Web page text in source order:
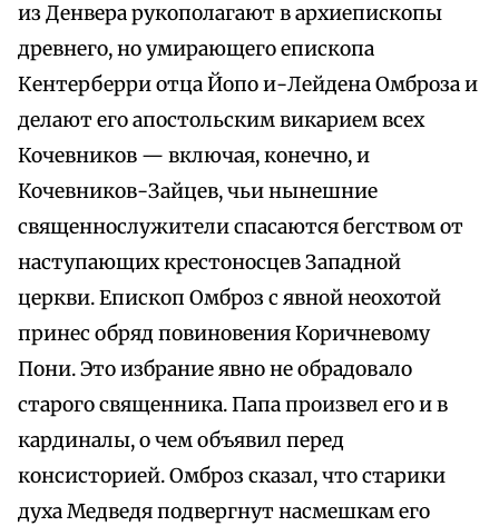
из Денвера рукополагают в архиепископы
древнего, но умирающего епископа
Кентерберри отца Йопо и-Лейдена Омброза и
делают его апостольским викарием всех
Кочевников — включая, конечно, и
Кочевников-Зайцев, чьи нынешние
священнослужители спасаются бегством от
наступающих крестоносцев Западной
церкви. Епископ Омброз с явной неохотой
принес обряд повиновения Коричневому
Пони. Это избрание явно не обрадовало
старого священника. Папа произвел его и в
кардиналы, о чем объявил перед
консисторией. Омброз сказал, что старики
духа Медведя подвергнут насмешкам его